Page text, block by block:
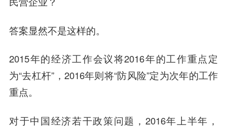
答案显然不是这样的。
2015年的经济工作会议将2016年的工作重点定
为“去杠杆”，2016年则将“防风险”定为次年的工作
重点。
对于中国经济若干政策问题，2016年上半年，